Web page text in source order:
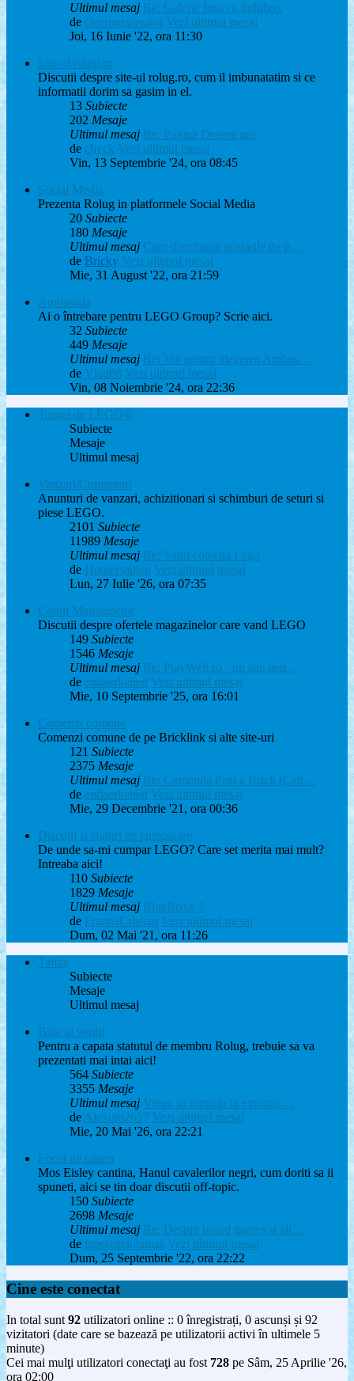
Ultimul mesaj Re: Galerie foto cu lightbox
de ciceronepavaloi Vezi ultimul mesaj
Joi, 16 Iunie '22, ora 11:30
Site-ul rolug.ro
Discutii despre site-ul rolug.ro, cum il imbunatatim si ce
informatii dorim sa gasim in el.
13 Subiecte
202 Mesaje
Ultimul mesaj Re: Pagina Despre noi
de chyck Vezi ultimul mesaj
Vin, 13 Septembrie '24, ora 08:45
Social Media
Prezenta Rolug in platformele Social Media
20 Subiecte
180 Mesaje
Ultimul mesaj Cum distribuim postarile de p…
de Bricky Vezi ultimul mesaj
Mie, 31 August '22, ora 21:59
Ambasada
Ai o întrebare pentru LEGO Group? Scrie aici.
32 Subiecte
449 Mesaje
Ultimul mesaj Re: Vot pentru alegerea Ambas…
de Vlad88 Vezi ultimul mesaj
Vin, 08 Noiembrie '24, ora 22:36
Targul de LEGO®
Subiecte
Mesaje
Ultimul mesaj
Vanzari/Cumparari
Anunturi de vanzari, achizitionari si schimburi de seturi si
piese LEGO.
2101 Subiecte
11989 Mesaje
Ultimul mesaj Re: Vand colectia Lego
de Homersapien Vezi ultimul mesaj
Lun, 27 Iulie '26, ora 07:35
Coltul Magazinelor
Discutii despre ofertele magazinelor care vand LEGO
149 Subiecte
1546 Mesaje
Ultimul mesaj Re: PlayWell.ro - un site ded…
de endaerkened Vezi ultimul mesaj
Mie, 10 Septembrie '25, ora 16:01
Comenzi comune
Comenzi comune de pe Bricklink si alte site-uri
121 Subiecte
2375 Mesaje
Ultimul mesaj Re: Comanda Post a Brick (Ceh…
de endaerkened Vezi ultimul mesaj
Mie, 29 Decembrie '21, ora 00:36
Discutii si sfaturi de cumparare
De unde sa-mi cumpar LEGO? Care set merita mai mult?
Intreaba aici!
110 Subiecte
1829 Mesaje
Ultimul mesaj BlueBrixx ?
de FrantiaCristian Vezi ultimul mesaj
Dum, 02 Mai '21, ora 11:26
Taifas
Subiecte
Mesaje
Ultimul mesaj
Bine ai venit!
Pentru a capata statutul de membru Rolug, trebuie sa va
prezentati mai intai aici!
564 Subiecte
3355 Mesaje
Ultimul mesaj Vreau sa particip la expoziți…
de Alexutu2657 Vezi ultimul mesaj
Mie, 20 Mai '26, ora 22:21
Focul de tabara
Mos Eisley cantina, Hanul cavalerilor negri, cum doriti sa ii
spuneti, aici se tin doar discutii off-topic.
150 Subiecte
2698 Mesaje
Ultimul mesaj Re: Despre board games si alt…
de lapsanszkitamas Vezi ultimul mesaj
Dum, 25 Septembrie '22, ora 22:22
Cine este conectat
In total sunt 92 utilizatori online :: 0 înregistrați, 0 ascunși și 92
vizitatori (date care se bazează pe utilizatorii activi în ultimele 5
minute)
Cei mai mulţi utilizatori conectaţi au fost 728 pe Sâm, 25 Aprilie '26,
ora 02:00